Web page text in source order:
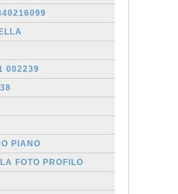
002239
PIANO
FOTO PROFILO